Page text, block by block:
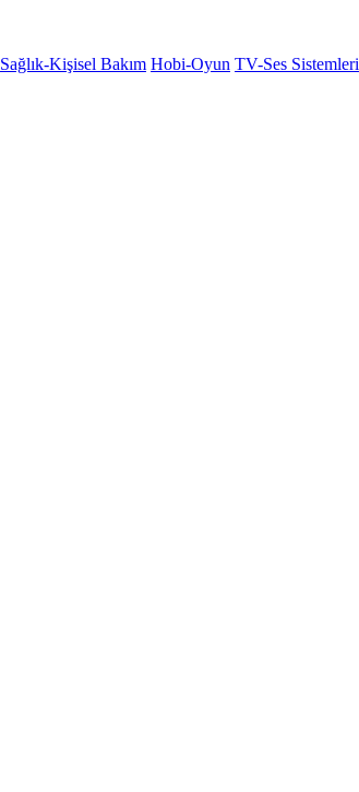
Sağlık-Kişisel Bakım Hobi-Oyun TV-Ses Sistemleri